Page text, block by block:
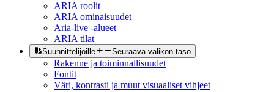
ARIA roolit
ARIA ominaisuudet
Aria-live -alueet
ARIA tilat
Suunnittelijoille Seuraava valikon taso
Rakenne ja toiminnallisuudet
Fontit
Väri, kontrasti ja muut visuaaliset vihjeet